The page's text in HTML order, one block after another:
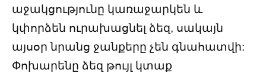
աջակցությունը կառաջարկեն և
կփորձեն ուրախացնել ձեզ, սակայն
այսօր նրանց ջանքերը չեն գնահատվի:
Փոխարենը ձեզ թույլ կտաք